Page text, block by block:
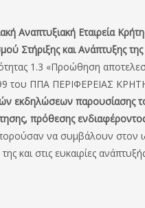
Αναπτυξιακή Εταιρεία
Στήριξης και Ανάπτυξης
1.3 «Προώθηση
του ΠΠΑ ΠΕΡΙΦΕΡΕΙΑΣ
εκδηλώσεων παρουσίασης
πρόθεσης
να συμβάλουν στον
και στις ευκαιρίες